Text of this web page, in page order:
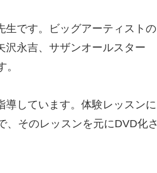
生です。ビッグアーティストの
沢永吉、サザンオールスター
しています。体験レッスンに
そのレッスンを元にDVD化さ